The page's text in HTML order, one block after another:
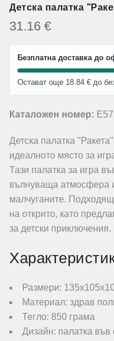
Детска палатка
31.16 €
Безплатна доставка до
Остават още 18.84 € до
Каталожен номер:
Детска палатка
идеалното място за
Тази палатка за игра
вълнуваща атмосфера
малчуганите.
на открито, като
за детски приключения.
Размери:
Материал: здрав
Тегло: 850 грама
Дизайн: палатка